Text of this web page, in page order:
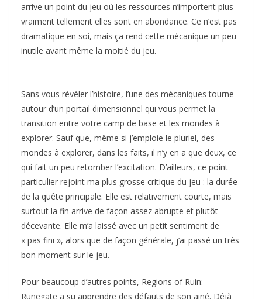
arrive un point du jeu où les ressources n’importent plus
vraiment tellement elles sont en abondance. Ce n’est pas
dramatique en soi, mais ça rend cette mécanique un peu
inutile avant même la moitié du jeu.
Sans vous révéler l’histoire, l’une des mécaniques tourne
autour d’un portail dimensionnel qui vous permet la
transition entre votre camp de base et les mondes à
explorer. Sauf que, même si j’emploie le pluriel, des
mondes à explorer, dans les faits, il n’y en a que deux, ce
qui fait un peu retomber l’excitation. D’ailleurs, ce point
particulier rejoint ma plus grosse critique du jeu : la durée
de la quête principale. Elle est relativement courte, mais
surtout la fin arrive de façon assez abrupte et plutôt
décevante. Elle m’a laissé avec un petit sentiment de
« pas fini », alors que de façon générale, j’ai passé un très
bon moment sur le jeu.
Pour beaucoup d’autres points, Regions of Ruin:
Runegate a su apprendre des défauts de son ainé. Déjà